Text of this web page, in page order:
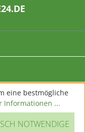
eine bestmögliche
Informationen ...
NOTWENDIGE